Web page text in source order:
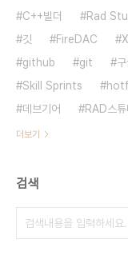
C++빌더
Rad
깃
FireDAC
github
git
Skill Sprints
데브기어
RAD스튜
더보기
검색